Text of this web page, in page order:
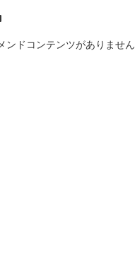
ンドコンテンツがありません